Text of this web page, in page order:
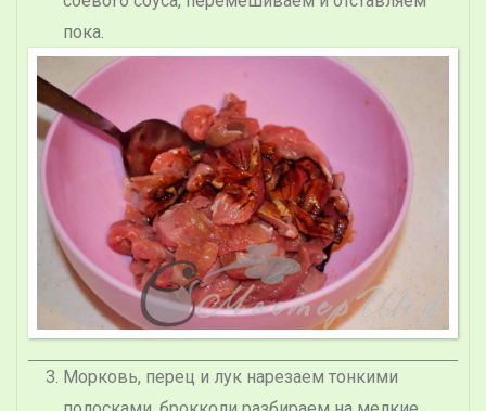
пока.
Морковь, перец и лук нарезаем тонкими